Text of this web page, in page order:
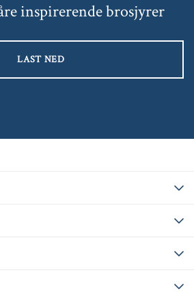
inspirerende brosjyrer
LAST NED